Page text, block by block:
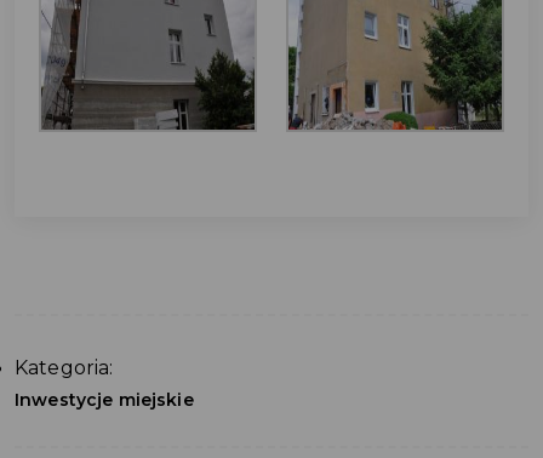
Kategoria:
Inwestycje miejskie